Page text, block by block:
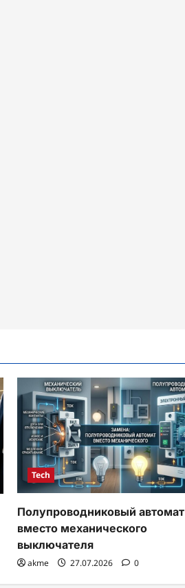
Tech
Полупроводниковый автомат
вместо механического
выключателя
akme 27.07.2026 0